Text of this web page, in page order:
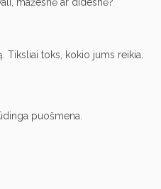
Tiksliai toks, kokio jums reikia.
puošmena.